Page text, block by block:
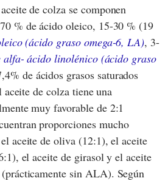
de colza se componen
% de ácido oleico, 15-30 % (19
(ácido graso omega-6, LA), 3-
alfa- ácido linolénico (ácido graso
de ácidos grasos saturados
de colza tiene una
muy favorable de 2:1
proporciones mucho
aceite de oliva (12:1), el aceite
el aceite de girasol y el aceite
sin ALA). Según